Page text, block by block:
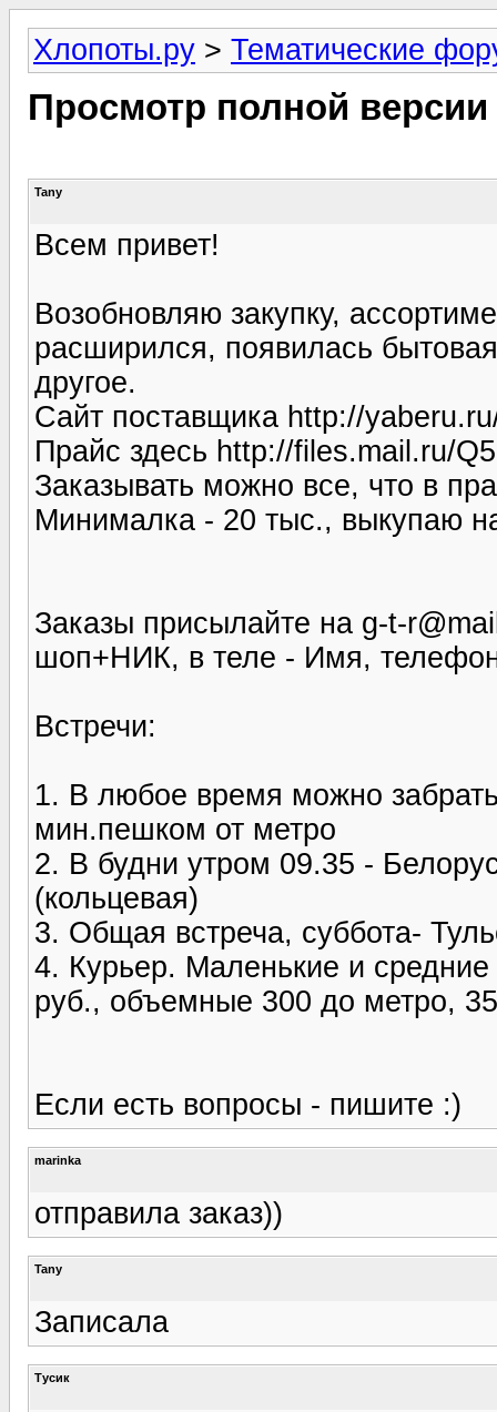
Хлопоты.ру > Тематические
Просмотр полной
Tany
Всем привет!
Возобновляю закупку,
расширился, появилась
другое.
Сайт поставщика http://
Прайс здесь http://files.mail.ru/
Заказывать можно все, что в
Минималка - 20 тыс., выкупаю
Заказы присылайте на g-t-
шоп+НИК, в теле - Имя,
Встречи:
1. В любое время можно
мин.пешком от метро
2. В будни утром 09.35 -
(кольцевая)
3. Общая встреча, суббота-
4. Курьер. Маленькие и
руб., объемные 300 до метро,
Если есть вопросы - пишите :)
marinka
отправила заказ))
Tany
Записала
Тусик